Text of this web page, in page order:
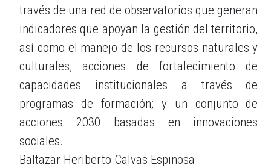
través de una red de observatorios que generan
indicadores que apoyan la gestión del territorio,
así como el manejo de los recursos naturales y
culturales, acciones de fortalecimiento de
capacidades institucionales a través de
programas de formación; y un conjunto de
acciones 2030 basadas en innovaciones
sociales.
Baltazar Heriberto Calvas Espinosa